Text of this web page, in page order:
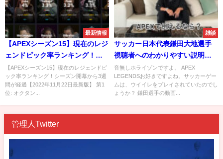
最新情報
【APEXシーズン15】現在のレジ
ェンドピック率ランキング！シ
ーズン開幕から3週間が経過
【2022年11月22日最新版】
【APEXシーズン15】現在のレジェンドピ
ック率ランキング！シーズン開幕から3週
間が経過【2022年11月22日最新版】 第1
位: オクタン...
雑談
サッカー日本代表鎌田大地選手
視聴者へのわかりやすい説明で
APEXを活用
音無しホライゾンですよ。 APEX
LEGENDSお好きですよね。サッカーゲー
ムは、ウイイレをプレイされていたのでし
ょうか？ 鎌田選手の動画...
管理人Twitter